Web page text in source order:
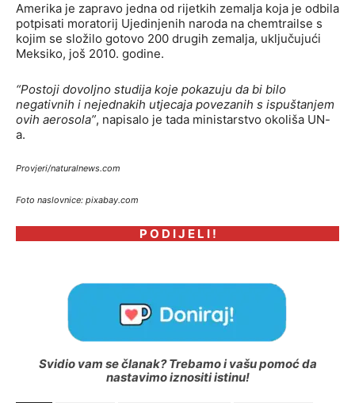
Amerika je zapravo jedna od rijetkih zemalja koja je odbila
potpisati moratorij Ujedinjenih naroda na chemtrailse s
kojim se složilo gotovo 200 drugih zemalja, uključujući
Meksiko, još 2010. godine.
“Postoji dovoljno studija koje pokazuju da bi bilo
negativnih i nejednakih utjecaja povezanih s ispuštanjem
ovih aerosola”, napisalo je tada ministarstvo okoliša UN-
a.
Provjeri/naturalnews.com
Foto naslovnice: pixabay.com
P O D I J E L I !
Svidio vam se članak? Trebamo i vašu pomoć da
nastavimo iznositi istinu!